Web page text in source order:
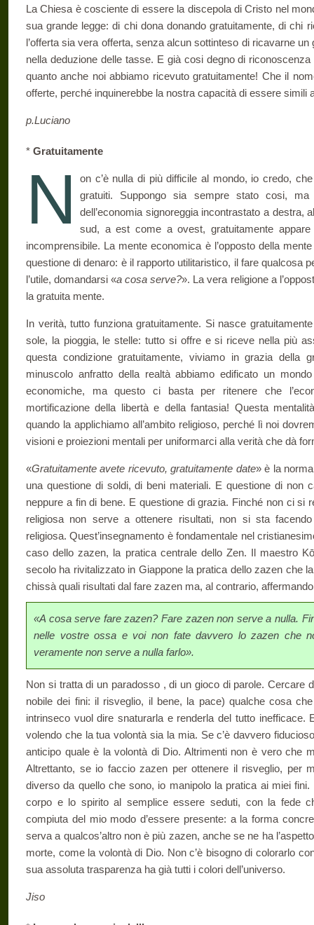
La Chiesa è cosciente di essere la discepola di Cristo nel
sua grande legge: di chi dona donando gratuitamente, di chi
l’offerta sia vera offerta, senza alcun sottinteso di ricavarne un
nella deduzione delle tasse. E già cosi degno di
quanto anche noi abbiamo ricevuto gratuitamente! Che il
offerte, perché inquinerebbe la nostra capacità di essere simili
p.Luciano
* Gratuitamente
N
on c’è nulla di più difficile al mondo, io credo,
gratuiti. Suppongo sia sempre stato cosi,
dell’economia signoreggia incontrastato a destra,
sud, a est come a ovest, gratuitamente
incomprensibile. La mente economica è l’opposto della
questione di denaro: è il rapporto utilitaristico, il fare qualcosa
l’utile, domandarsi «a cosa serve?». La vera religione a
la gratuita mente.
In verità, tutto funziona gratuitamente. Si nasce
sole, la pioggia, le stelle: tutto si offre e si riceve nella più
questa condizione gratuitamente, viviamo in grazia della
minuscolo anfratto della realtà abbiamo edificato un
economiche, ma questo ci basta per ritenere che
mortificazione della libertà e della fantasia! Questa
quando la applichiamo all’ambito religioso, perché lì noi
visioni e proiezioni mentali per uniformarci alla verità che dà
«Gratuitamente avete ricevuto, gratuitamente date» è la
una questione di soldi, di beni materiali. E questione di non
neppure a fin di bene. E questione di grazia. Finché non ci si
religiosa non serve a ottenere risultati, non si sta
religiosa. Quest’insegnamento è fondamentale nel
caso dello zazen, la pratica centrale dello Zen. Il maestro
secolo ha rivitalizzato in Giappone la pratica dello zazen che
chissà quali risultati dal fare zazen ma, al contrario,
«A cosa serve fare zazen? Fare zazen non serve a nulla.
nelle vostre ossa e voi non fate davvero lo zazen che
veramente non serve a nulla farlo».
Non si tratta di un paradosso , di un gioco di parole. Cercare
nobile dei fini: il risveglio, il bene, la pace) qualche cosa
intrinseco vuol dire snaturarla e renderla del tutto
volendo che la tua volontà sia la mia. Se c’è davvero
anticipo quale è la volontà di Dio. Altrimenti non è vero che
Altrettanto, se io faccio zazen per ottenere il risveglio, per
diverso da quello che sono, io manipolo la pratica ai miei
corpo e lo spirito al semplice essere seduti, con la fede
compiuta del mio modo d’essere presente: a la forma
serva a qualcos’altro non è più zazen, anche se ne ha
morte, come la volontà di Dio. Non c’è bisogno di colorarlo
sua assoluta trasparenza ha già tutti i colori dell’universo.
Jiso